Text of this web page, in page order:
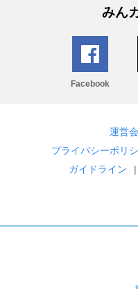
みん
Facebook
運営
プライバシーポリ
ガイドライン
|